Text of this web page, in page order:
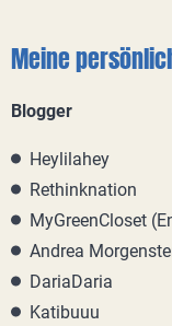
Meine
Blogger
Heylilahey
Rethinknation
MyGreenCloset
Andrea
DariaDaria
Katibuuu